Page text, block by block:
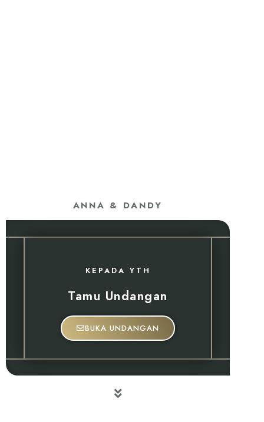
ANNA & DANDY
KEPADA YTH
Tamu Undangan
BUKA UNDANGAN